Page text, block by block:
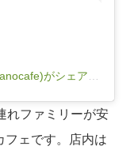
れファミリーが安
フェです。店内は